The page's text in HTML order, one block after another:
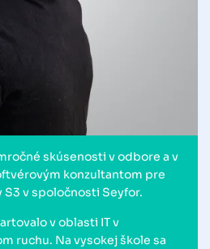
skúsenosti v odbore a v
konzultantom pre
v spoločnosti Seyfor.
v oblasti IT v
ruchu. Na vysokej škole sa